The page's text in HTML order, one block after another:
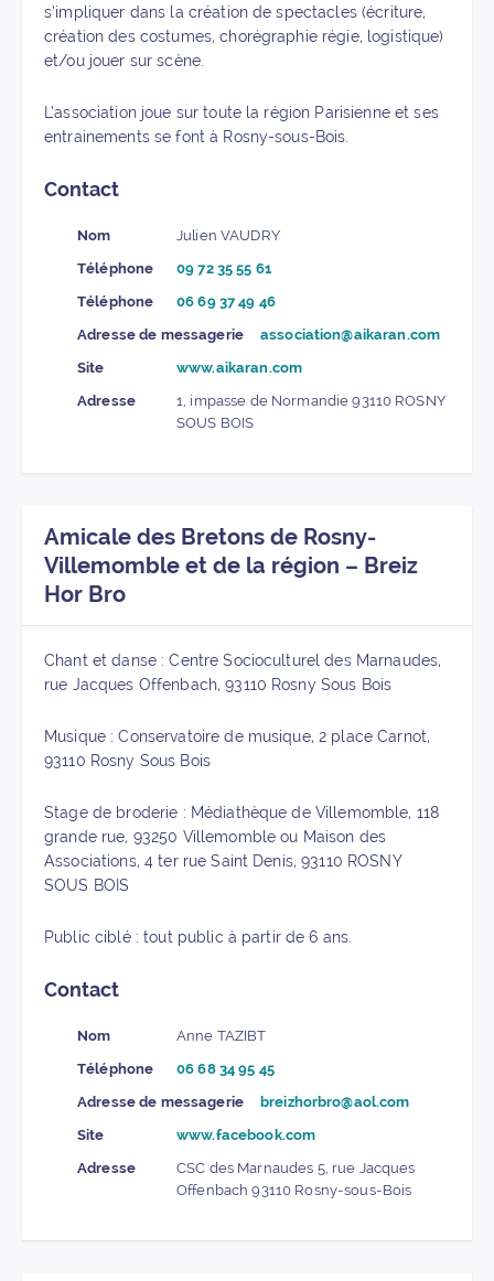
s’impliquer dans la création de spectacles (écriture,
création des costumes, chorégraphie régie, logistique)
et/ou jouer sur scène.
L’association joue sur toute la région Parisienne et ses
entrainements se font à Rosny-sous-Bois.
Contact
Nom
Julien VAUDRY
Téléphone
09 72 35 55 61
Téléphone
06 69 37 49 46
Adresse de messagerie
association@aikaran.com
Site
www.aikaran.com
Adresse
1, impasse de Normandie 93110 ROSNY
SOUS BOIS
Amicale des Bretons de Rosny-
Villemomble et de la région – Breiz
Hor Bro
Chant et danse : Centre Socioculturel des Marnaudes,
rue Jacques Offenbach, 93110 Rosny Sous Bois
Musique : Conservatoire de musique, 2 place Carnot,
93110 Rosny Sous Bois
Stage de broderie : Médiathèque de Villemomble, 118
grande rue, 93250 Villemomble ou Maison des
Associations, 4 ter rue Saint Denis, 93110 ROSNY
SOUS BOIS
Public ciblé : tout public à partir de 6 ans.
Contact
Nom
Anne TAZIBT
Téléphone
06 68 34 95 45
Adresse de messagerie
breizhorbro@aol.com
Site
www.facebook.com
Adresse
CSC des Marnaudes 5, rue Jacques
Offenbach 93110 Rosny-sous-Bois